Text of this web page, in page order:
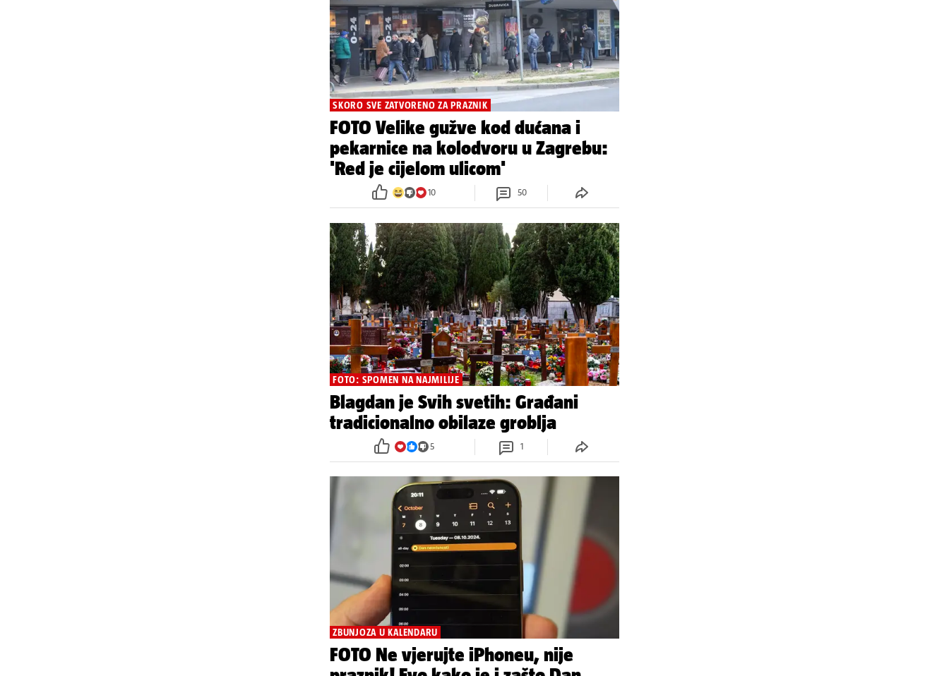
SKORO SVE ZATVORENO ZA PRAZNIK
FOTO Velike gužve kod dućana i
pekarnice na kolodvoru u Zagrebu:
'Red je cijelom ulicom'
10 50
FOTO: SPOMEN NA NAJMILIJE
Blagdan je Svih svetih: Građani
tradicionalno obilaze groblja
5 1
ZBUNJOZA U KALENDARU
FOTO Ne vjerujte iPhoneu, nije